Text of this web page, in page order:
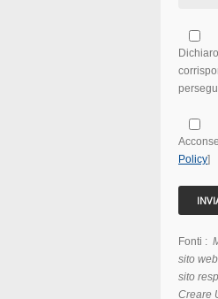
Policy]
Fonti :
sito
sito
Creare